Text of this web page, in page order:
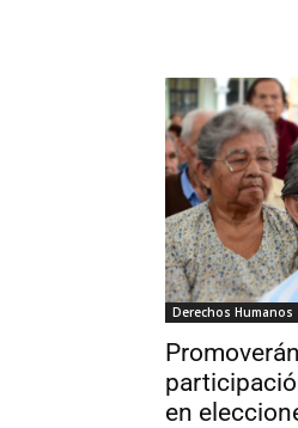
Derechos Humanos
en